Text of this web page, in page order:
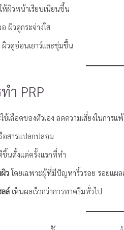
ผิวหน้าเรียบเนียนขึ้น
ผิวดูกระจ่างใส
วดูอ่อนเยาว์และชุ่มชื้น
ำ PRP
ใช้เลือดของตัวเอง ลดความเสี่ยงในการแพ้
อสารแปลกปลอม
ขึ้นตั้งแต่ครั้งแรกที่ทำ
วโดยเฉพาะผู้ที่มีปัญหาริ้วรอย รอยแผ
ล์เห็นผลเร็วกว่าการทาครีมทั่วไป